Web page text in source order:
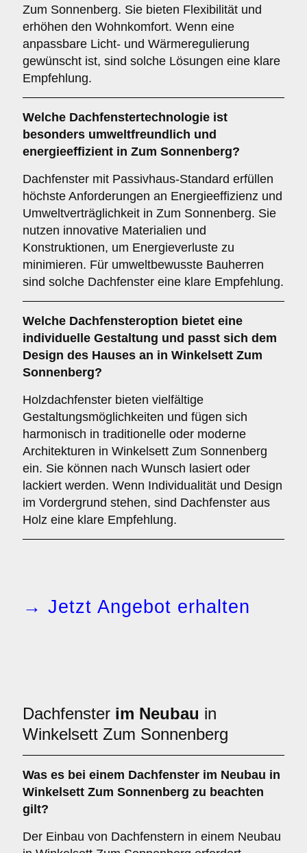
Zum Sonnenberg. Sie bieten Flexibilität und
erhöhen den Wohnkomfort. Wenn eine
anpassbare Licht- und Wärmeregulierung
gewünscht ist, sind solche Lösungen eine klare
Empfehlung.
Welche Dachfenstertechnologie ist
besonders umweltfreundlich und
energieeffizient in Zum Sonnenberg?
Dachfenster mit Passivhaus-Standard erfüllen
höchste Anforderungen an Energieeffizienz und
Umweltverträglichkeit in Zum Sonnenberg. Sie
nutzen innovative Materialien und
Konstruktionen, um Energieverluste zu
minimieren. Für umweltbewusste Bauherren
sind solche Dachfenster eine klare Empfehlung.
Welche Dachfensteroption bietet eine
individuelle Gestaltung und passt sich dem
Design des Hauses an in Winkelsett Zum
Sonnenberg?
Holzdachfenster bieten vielfältige
Gestaltungsmöglichkeiten und fügen sich
harmonisch in traditionelle oder moderne
Architekturen in Winkelsett Zum Sonnenberg
ein. Sie können nach Wunsch lasiert oder
lackiert werden. Wenn Individualität und Design
im Vordergrund stehen, sind Dachfenster aus
Holz eine klare Empfehlung.
→ Jetzt Angebot erhalten
Dachfenster im Neubau in
Winkelsett Zum Sonnenberg
Was es bei einem Dachfenster im Neubau in
Winkelsett Zum Sonnenberg zu beachten
gilt?
Der Einbau von Dachfenstern in einem Neubau